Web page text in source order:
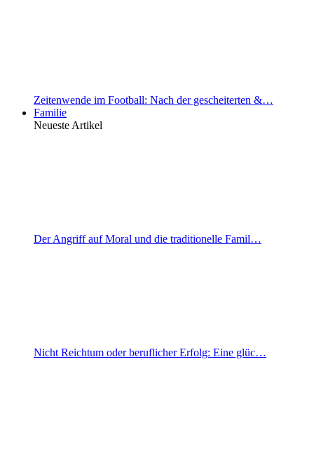
Zeitenwende im Football: Nach der gescheiterten &…
Familie
Neueste Artikel
Der Angriff auf Moral und die traditionelle Famil…
Nicht Reichtum oder beruflicher Erfolg: Eine glüc…